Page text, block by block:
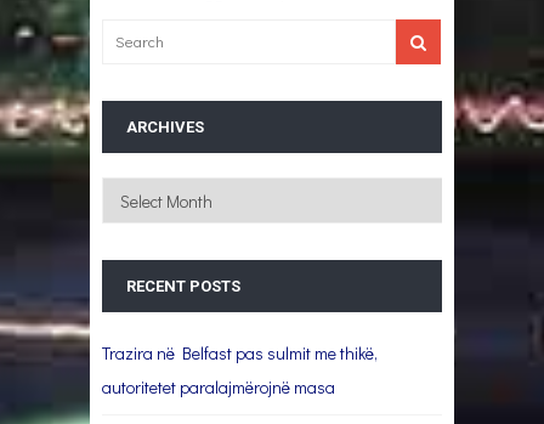
ARCHIVES
Archives
RECENT POSTS
Trazira në Belfast pas sulmit me thikë,
autoritetet paralajmërojnë masa